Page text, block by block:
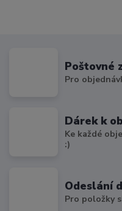
Poštovné
Pro
Dárek k
Ke každé
:)
Odeslání
Pro položky